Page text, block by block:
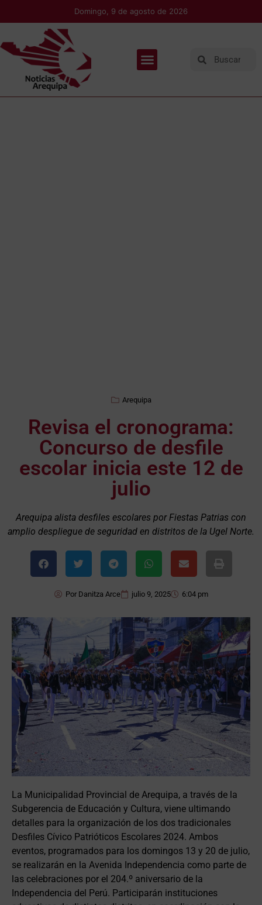
Domingo, 9 de agosto de 2026
Arequipa
Revisa el cronograma:
Concurso de desfile
escolar inicia este 12 de
julio
Arequipa alista desfiles escolares por Fiestas Patrias con
amplio despliegue de seguridad en distritos de la Ugel Norte.
PorDanitza Arce julio 9, 2025 6:04 pm
La Municipalidad Provincial de Arequipa, a través de la
Subgerencia de Educación y Cultura, viene ultimando
detalles para la organización de los dos tradicionales
Desfiles Cívico Patrióticos Escolares 2024. Ambos
eventos, programados para los domingos 13 y 20 de julio,
se realizarán en la Avenida Independencia como parte de
las celebraciones por el 204.º aniversario de la
Independencia del Perú. Participarán instituciones